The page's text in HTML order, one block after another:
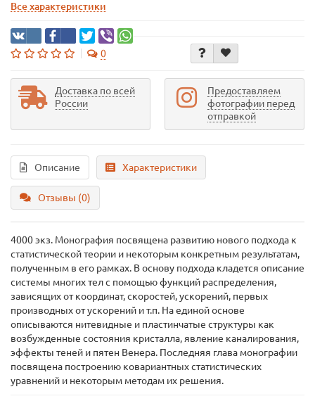
Все характеристики
0
Доставка по всей
России
Предоставляем
фотографии перед
отправкой
Описание Характеристики
Отзывы (0)
4000 экз. Монография посвящена развитию нового подхода к
статистической теории и некоторым конкретным результатам,
полученным в его рамках. В основу подхода кладется описание
системы многих тел с помощью функций распределения,
зависящих от координат, скоростей, ускорений, первых
производных от ускорений и т.п. На единой основе
описываются нитевидные и пластинчатые структуры как
возбужденные состояния кристалла, явление каналирования,
эффекты теней и пятен Венера. Последняя глава монографии
посвящена построению ковариантных статистических
уравнений и некоторым методам их решения.